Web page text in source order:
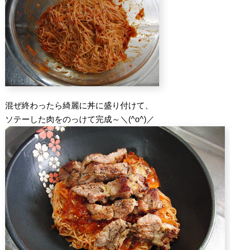
混ぜ終わったら綺麗に丼に盛り付けて、
ソテーした肉をのっけて完成～＼(^o^)／